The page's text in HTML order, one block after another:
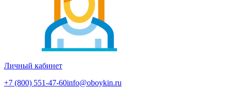
Личный кабинет
+7 (800) 551-47-60info@oboykin.ru